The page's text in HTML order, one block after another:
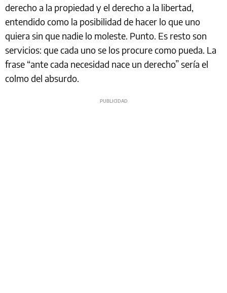
derecho a la propiedad y el derecho a la libertad,
entendido como la posibilidad de hacer lo que uno
quiera sin que nadie lo moleste. Punto. Es resto son
servicios: que cada uno se los procure como pueda. La
frase “ante cada necesidad nace un derecho” sería el
colmo del absurdo.